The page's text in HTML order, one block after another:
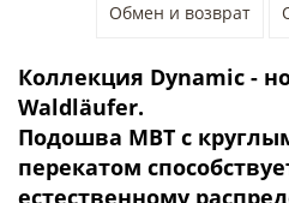
Обмен и возврат
Коллекция Dynamic -
Waldläufer.
Подошва MBT с
перекатом